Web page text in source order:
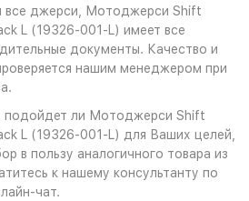
все джерси, Мотоджерси Shift
L (19326-001-L) имеет все
документы. Качество и
нашим менеджером при
подойдет ли Мотоджерси Shift
L (19326-001-L) для Ваших целей,
в пользу аналогичного товара из
к нашему консультанту по
чат.